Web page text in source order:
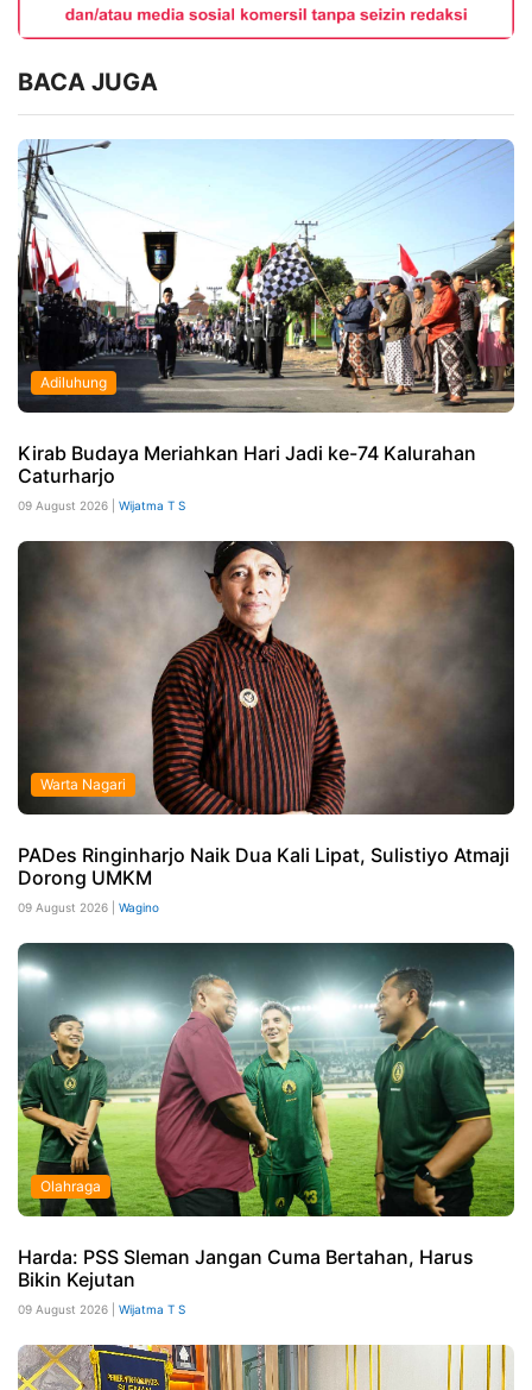
BACA JUGA
Adiluhung
Kirab Budaya Meriahkan Hari Jadi ke-74 Kalurahan
Caturharjo
09 August 2026 | Wijatma T S
Warta Nagari
PADes Ringinharjo Naik Dua Kali Lipat, Sulistiyo Atmaji
Dorong UMKM
09 August 2026 | Wagino
Olahraga
Harda: PSS Sleman Jangan Cuma Bertahan, Harus
Bikin Kejutan
09 August 2026 | Wijatma T S